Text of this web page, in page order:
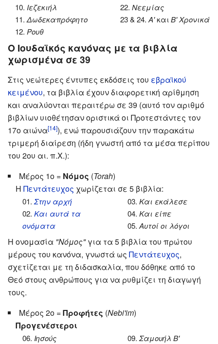
10. Ιεζεκιήλ
11.Δωδεκαπρόφητο
12. Ρουθ
22. Νεεμίας
23 & 24. Α'και Β' Χρονικά
Ο Ιουδαϊκός κανόνας με τα βιβλία
χωρισμένα σε 39
Στις νεώτερες έντυπες εκδόσεις του εβραϊκού
κειμένου, τα βιβλία έχουν διαφορετική αρίθμηση
και αναλύονται περαιτέρω σε 39 (αυτό τον αριθμό
βιβλίων υιοθέτησαν οριστικά οι Προτεστάντες τον
17ο αιώνα[14]), ενώ παρουσιάζουν την παρακάτω
τριμερή διαίρεση (ήδη γνωστή από τα μέσα περίπου
του 2ου αι. π.Χ.):
Μέρος 1ο = Νόμος (Torah)
Η Πεντάτευχος χωρίζεται σε 5 βιβλία:
01.Στην αρχή
02.Και αυτά τα
ονόματα
03. Και εκάλεσε
04. Και είπε
05. Αυτοί οι λόγοι
Η ονομασία "Νόμος"για τα 5 βιβλία του πρώτου
μέρους του κανόνα, γνωστά ως Πεντάτευχος,
σχετίζεται με τη διδασκαλία, που δόθηκε από το
Θεό στους ανθρώπους για να ρυθμίζει τη διαγωγή
τους.
Μέρος 2ο =Προφήτες (Nebi'im)
Προγενέστεροι
06. Ιησούς
09. Σαμουήλ Β'